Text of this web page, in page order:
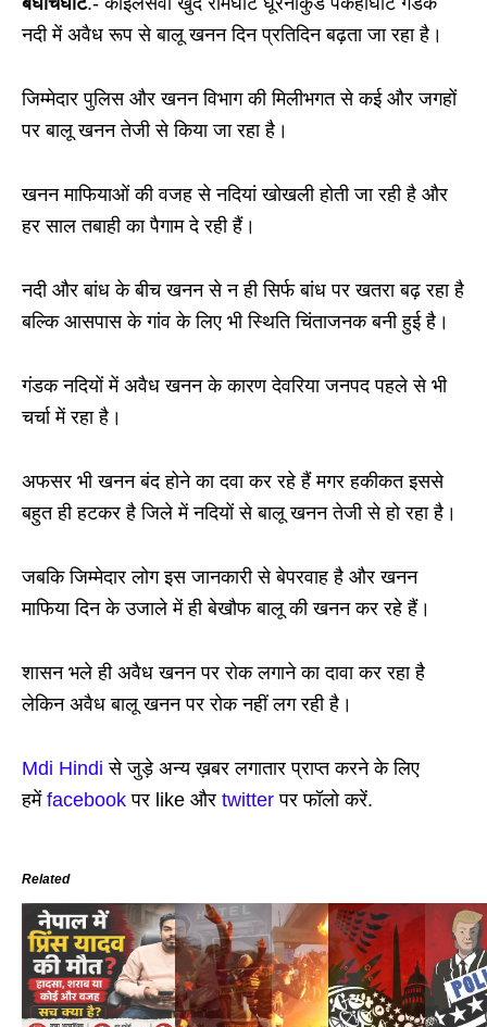
नदी में अवैध रूप से बालू खनन दिन प्रतिदिन बढ़ता जा रहा है।
जिम्मेदार पुलिस और खनन विभाग की मिलीभगत से कई और जगहों
पर बालू खनन तेजी से किया जा रहा है।
खनन माफियाओं की वजह से नदियां खोखली होती जा रही है और
हर साल तबाही का पैगाम दे रही हैं।
नदी और बांध के बीच खनन से न ही सिर्फ बांध पर खतरा बढ़ रहा है
बल्कि आसपास के गांव के लिए भी स्थिति चिंताजनक बनी हुई है।
गंडक नदियों में अवैध खनन के कारण देवरिया जनपद पहले से भी
चर्चा में रहा है।
अफसर भी खनन बंद होने का दवा कर रहे हैं मगर हकीकत इससे
बहुत ही हटकर है जिले में नदियों से बालू खनन तेजी से हो रहा है।
जबकि जिम्मेदार लोग इस जानकारी से बेपरवाह है और खनन
माफिया दिन के उजाले में ही बेखौफ बालू की खनन कर रहे हैं।
शासन भले ही अवैध खनन पर रोक लगाने का दावा कर रहा है
लेकिन अवैध बालू खनन पर रोक नहीं लग रही है।
Mdi Hindi से जुड़े अन्य ख़बर लगातार प्राप्त करने के लिए
हमें facebook पर like और twitterपर फॉलो करें.
Related